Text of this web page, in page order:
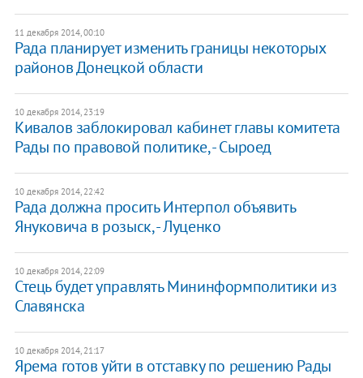
11 декабря 2014, 00:10
Рада планирует изменить границы некоторых
районов Донецкой области
10 декабря 2014, 23:19
Кивалов заблокировал кабинет главы комитета
Рады по правовой политике, - Сыроед
10 декабря 2014, 22:42
Рада должна просить Интерпол объявить
Януковича в розыск, - Луценко
10 декабря 2014, 22:09
Стець будет управлять Мининформполитики из
Славянска
10 декабря 2014, 21:17
Ярема готов уйти в отставку по решению Рады